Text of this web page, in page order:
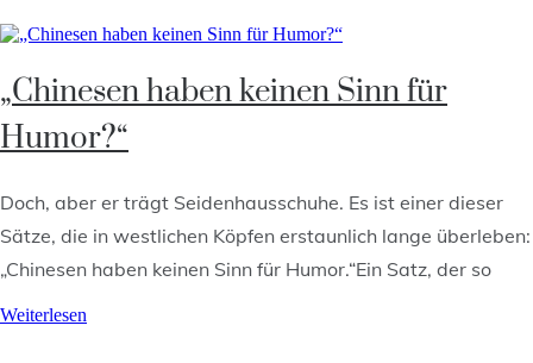
„Chinesen haben keinen Sinn für
Humor?“
Doch, aber er trägt Seidenhausschuhe. Es ist einer dieser
Sätze, die in westlichen Köpfen erstaunlich lange überleben:
„Chinesen haben keinen Sinn für Humor.“Ein Satz, der so
Weiterlesen